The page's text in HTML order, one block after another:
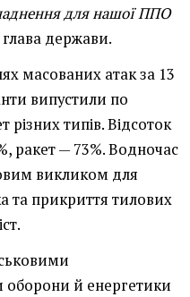
для нашої ППО
держави.
масованих атак за 13
випустили по
різних типів. Відсоток
ракет — 73%. Водночас
викликом для
та прикриття тилових
оборони й енергетики